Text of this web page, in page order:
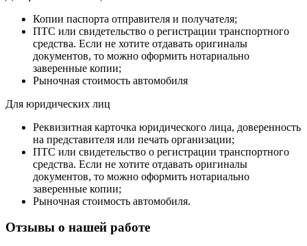
Копии паспорта отправителя и получателя;
ПТС или свидетельство о регистрации транспортного
средства. Если не хотите отдавать оригиналы
документов, то можно оформить нотариально
заверенные копии;
Рыночная стоимость автомобиля
Для юридических лиц
Реквизитная карточка юридического лица, доверенность
на представителя или печать организации;
ПТС или свидетельство о регистрации транспортного
средства. Если не хотите отдавать оригиналы
документов, то можно оформить нотариально
заверенные копии;
Рыночная стоимость автомобиля.
Отзывы о нашей работе